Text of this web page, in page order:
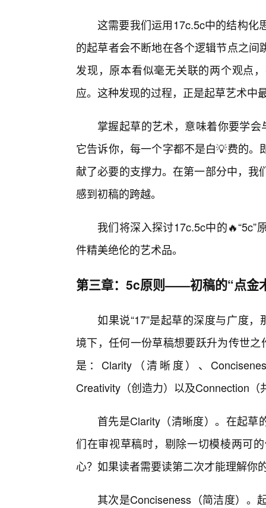
这需要我们运用17c.5c中的结构化
的起草者会不断地在各个逻辑节点之
发现，原本看似毫无关联的两个观点
应。这种发现的过程，正是起草艺术中
掌握起草的艺术，意味着你要学
它告诉你，每一个字都不是白💡费的
献了必要的支撑力。在第一部分中，
感到初稿的跨越。
我们将深入探讨17c.5c中的
件精美绝伦的艺术品。
第三章：5c原则——初稿的“点金
如果说“17”是起草的深度与广度
境下，任何一份草稿想要跃升为传世
是：Clarity（清晰度）、
Creativity（创造力）以及Connection（
首先是Clarity（清晰度）。在起草
们在审视草稿时，剔除一切模棱两可
心？如果读者需要读第二次才能理解你
其次是Conciseness（简洁度）。